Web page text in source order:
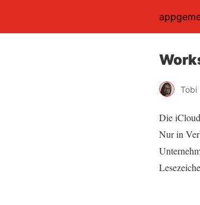
Tobi
Die
Nur in